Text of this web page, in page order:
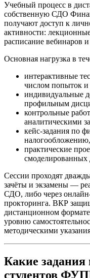
Учебный процесс в
собственную СДО
получают доступ к
активности:
расписание вебинаров
Основная нагрузка в
интерактивные
числом попыток и
индивидуальные
профильным
контрольные
аналитическими
кейс-задания по
практические
Сессии проходят
зачёты и экзамены —
СДО, либо через
прокторинга. ВКР
дистанционном
уровню
методическими
Какие
студентов